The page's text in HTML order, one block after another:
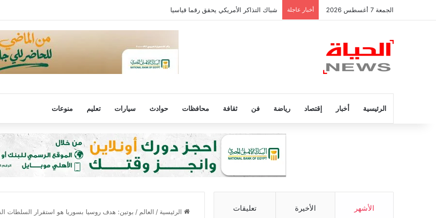
الجمعة 7 أغسطس 2026 أخبار عاجلة شباك التذاكر الأمريكي يحقق رقما قياسيا
الرئيسية أخبار إقتصاد رياضة فن ثقافة محافظات حوادث سيارات تعليم منوعات
الرئيسية / العالم / بوتين: هدف روسيا بسوريا هو استقرار السلطات الأشهر الأخيرة تعليقات